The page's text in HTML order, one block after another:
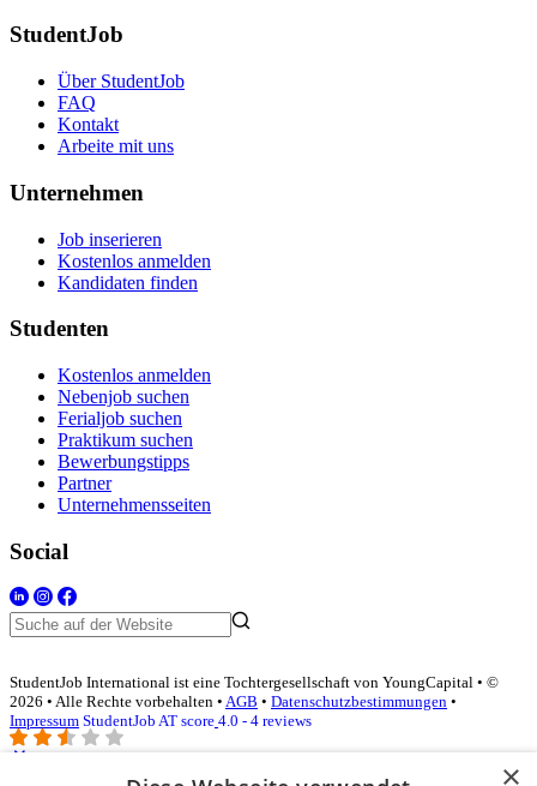
StudentJob
Über StudentJob
FAQ
Kontakt
Arbeite mit uns
Unternehmen
Job inserieren
Kostenlos anmelden
Kandidaten finden
Studenten
Kostenlos anmelden
Nebenjob suchen
Ferialjob suchen
Praktikum suchen
Bewerbungstipps
Partner
Unternehmensseiten
Social
StudentJob International ist eine Tochtergesellschaft von YoungCapital • ©
2026 • Alle Rechte vorbehalten • AGB • Datenschutzbestimmungen •
Impressum StudentJob AT score 4.0 - 4 reviews
×